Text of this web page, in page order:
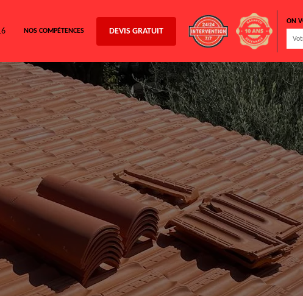
NOS COMPÉTENCES DEVIS GRATUIT
ON